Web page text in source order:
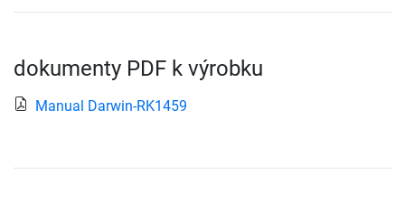
dokumenty PDF k výrobku
Manual Darwin-RK1459